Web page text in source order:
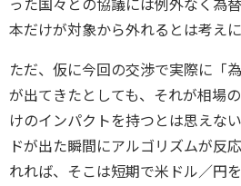
った国々との協議には例外なく為
本だけが対象から外れるとは考え
ただ、仮に今回の交渉で実際に「
が出てきたとしても、それが相場
けのインパクトを持つとは思えな
ドが出た瞬間にアルゴリズムが反
れれば、そこは短期で米ドル／円